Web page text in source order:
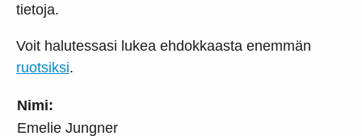
Nimi:
Emelie Jungner
tietoja.
Voit halutessasi lukea ehdokkaasta enemmän
ruotsiksi.